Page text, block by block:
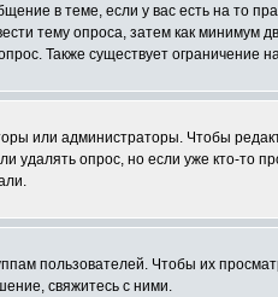
в теме, если у вас есть на
тему опроса, затем как минимум
Также существует ограничение
или администраторы. Чтобы
удалять опрос, но если уже кто-
пользователей. Чтобы их
свяжитесь с ними.